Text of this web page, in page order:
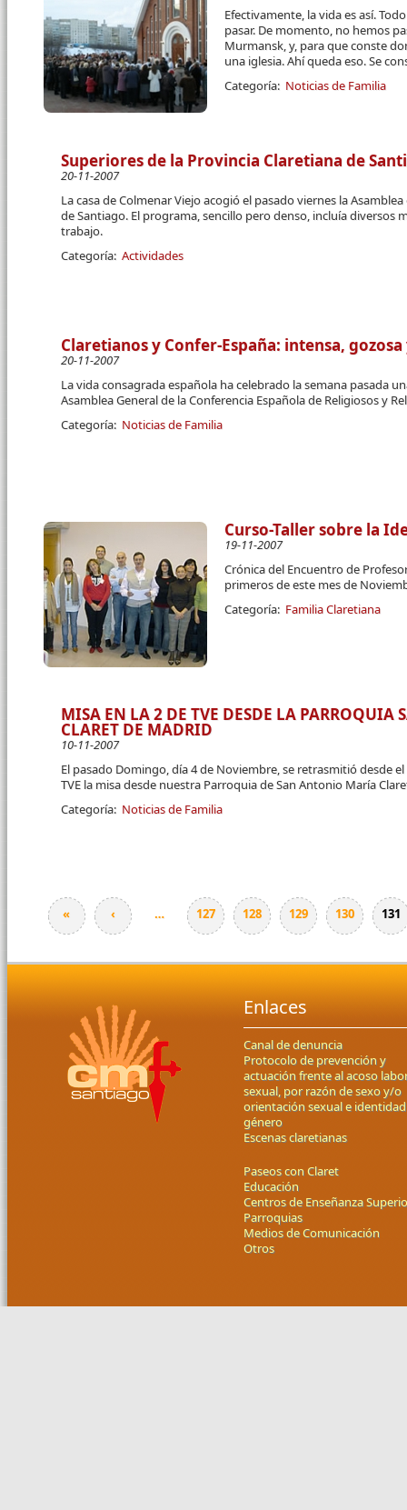
Efectivamente, la vida es así.
pasar. De momento, no hemos
Murmansk, y, para que conste
una iglesia. Ahí queda eso. Se
Categoría: Noticias de Familia
Superiores de la Provincia Claretiana de
20-11-2007
La casa de Colmenar Viejo acogió el pasado viernes la
de Santiago. El programa, sencillo pero denso, incluía diversos
trabajo.
Categoría: Actividades
Claretianos y Confer-España: intensa,
20-11-2007
La vida consagrada española ha celebrado la semana pasada
Asamblea General de la Conferencia Española de Religiosos y
Categoría: Noticias de Familia
Curso-Taller sobre la
19-11-2007
Crónica del Encuentro de
primeros de este mes de
Categoría: Familia Claretiana
MISA EN LA 2 DE TVE DESDE LA
CLARET DE MADRID
10-11-2007
El pasado Domingo, día 4 de Noviembre, se retrasmitió desde
TVE la misa desde nuestra Parroquia de San Antonio María
Categoría: Noticias de Familia
Páginas
« ‹ … 127 128 129 130 131
Enlaces
Canal de denuncia
Protocolo de prevención y
actuación frente al acoso
sexual, por razón de sexo y/o
orientación sexual e
género
Escenas claretianas
Paseos con Claret
Educación
Centros de Enseñanza
Parroquias
Medios de Comunicación
Otros